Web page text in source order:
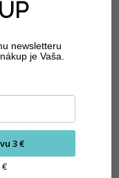
newsletteru
je Vaša.
3 €